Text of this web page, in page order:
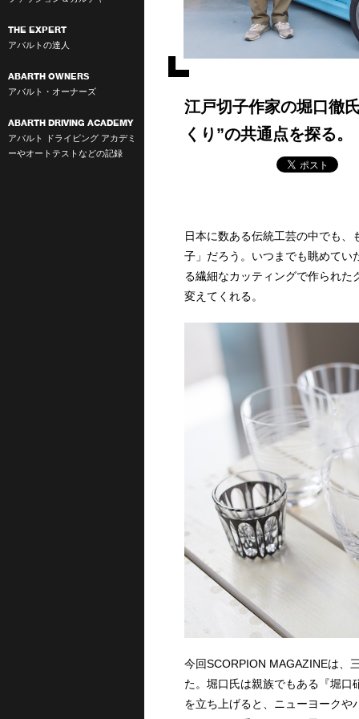
江戸切子作家の堀口徹
くり”の共通点を探る。
日本に数ある伝統工芸の中でも
子」だろう。いつまでも眺めてい
る繊細なカッティングで作られ
変えてくれる。
今回SCORPION MAGAZINEは、
た。堀口氏は親族でもある『堀
を立ち上げると、ニューヨーク
THE EXPERT
アバルトの達人
ABARTH OWNERS
アバルト・オーナーズ
ABARTH DRIVING ACADEMY
アバルト ドライビング アカデミ
ーやオートテストなどの記録